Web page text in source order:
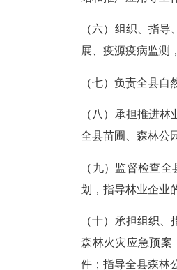
（六）组织、指
展、疫源疫病监测
（七）负责全县
（八）承担推进
全县苗圃、森林公
（九）监督检查
划，指导林业企业
（十）承担组织
森林火灾应急预案
件；指导全县森林